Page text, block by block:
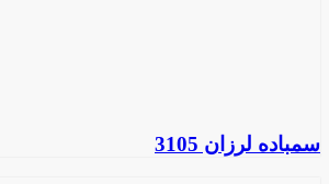
سمباده لرزان 3105